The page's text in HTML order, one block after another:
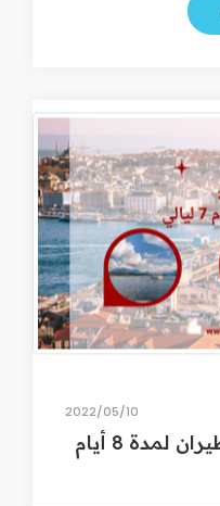
10‏/05‏/2022
رحلة إلى إسطنبول بالطيران لمدة 8 أيام